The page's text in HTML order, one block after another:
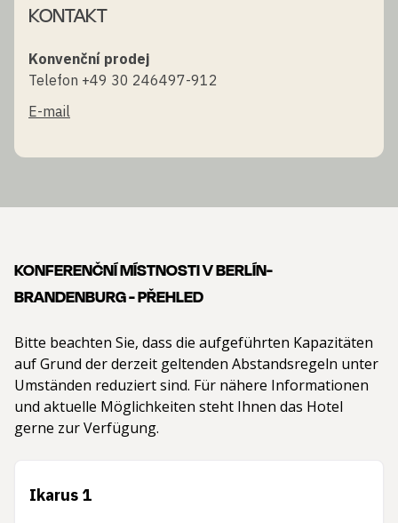
KONTAKT
Konvenční prodej
Telefon +49 30 246497-912
E-mail
KONFERENČNÍ MÍSTNOSTI V BERLÍN-
BRANDENBURG - PŘEHLED
Bitte beachten Sie, dass die aufgeführten Kapazitäten
auf Grund der derzeit geltenden Abstandsregeln unter
Umständen reduziert sind. Für nähere Informationen
und aktuelle Möglichkeiten steht Ihnen das Hotel
gerne zur Verfügung.
Ikarus 1